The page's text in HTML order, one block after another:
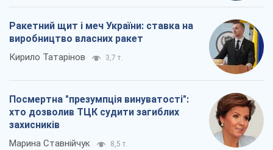
Ракетний щит і меч України: ставка на
виробництво власних ракет
Кирило Татарінов 3,7 т.
Посмертна "презумпція винуватості":
хто дозволив ТЦК судити загиблих
захисників
Марина Ставнійчук 8,5 т.